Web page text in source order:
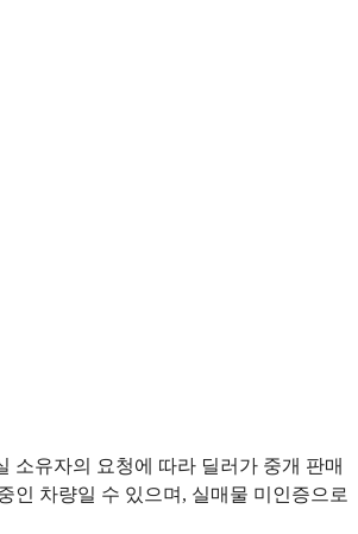
소유자의 요청에 따라 딜러가 중개 판매
인 차량일 수 있으며, 실매물 미인증으로